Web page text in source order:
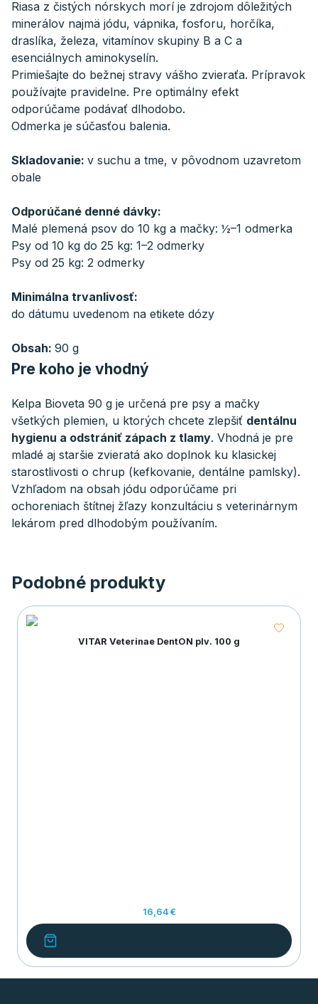
Riasa z čistých nórskych morí je zdrojom dôležitých
minerálov najmä jódu, vápnika, fosforu, horčíka,
draslíka, železa, vitamínov skupiny B a C a
esenciálnych aminokyselín.
Primiešajte do bežnej stravy vášho zvieraťa. Prípravok
používajte pravidelne. Pre optimálny efekt
odporúčame podávať dlhodobo.
Odmerka je súčasťou balenia.
Skladovanie: v suchu a tme, v pôvodnom uzavretom
obale
Odporúčané denné dávky:
Malé plemená psov do 10 kg a mačky: ½–1 odmerka
Psy od 10 kg do 25 kg: 1–2 odmerky
Psy od 25 kg: 2 odmerky
Minimálna trvanlivosť:
do dátumu uvedenom na etikete dózy
Obsah: 90 g
Pre koho je vhodný
Kelpa Bioveta 90 g je určená pre psy a mačky
všetkých plemien, u ktorých chcete zlepšiť dentálnu
hygienu a odstrániť zápach z tlamy. Vhodná je pre
mladé aj staršie zvieratá ako doplnok ku klasickej
starostlivosti o chrup (kefkovanie, dentálne pamlsky).
Vzhľadom na obsah jódu odporúčame pri
ochoreniach štítnej žľazy konzultáciu s veterinárnym
lekárom pred dlhodobým používaním.
Podobné produkty
VITAR Veterinae DentON plv. 100 g
16,64 €